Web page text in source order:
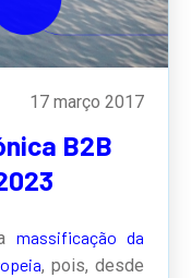
17 março 2017
B2B
massificação da
, pois, desde